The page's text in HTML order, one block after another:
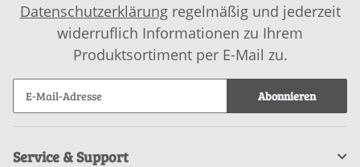
Datenschutzerklärungregelmäßig und jederzeit
widerruflich Informationen zu Ihrem
Produktsortiment per E-Mail zu.
Abonnieren
Service & Support